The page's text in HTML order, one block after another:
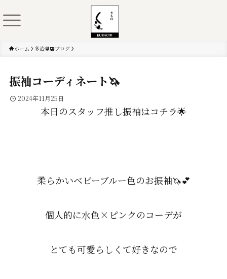
ホーム 多治見店ブログ
振袖コーディネート🦄
2024年11月25日
本日のスタッフ推し振袖はコチラ🌟
柔らかいベビーブルー色のお振袖🦄💕
個人的に水色×ピンクのコーデが
とても可愛らしくて好きなので